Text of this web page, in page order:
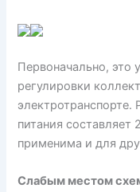
Первоначально, это
регулировки
питания составляет
применима и для
Слабым местом